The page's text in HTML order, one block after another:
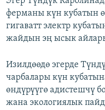
ферманы күн кубатын
гигаватт электр
жайдын эң ысык
Изилдөөдө эгерде
чарбалары күн
өндүрүүгө адистешчү
жана экологиялык